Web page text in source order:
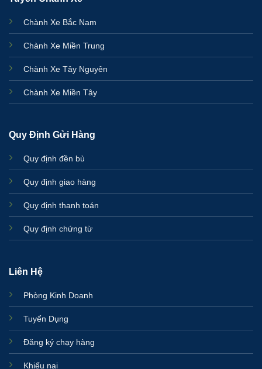
Chành Xe Bắc Nam
Chành Xe Miền Trung
Chành Xe Tây Nguyên
Chành Xe Miền Tây
Quy Định Gửi Hàng
Quy định đền bù
Quy định giao hàng
Quy định thanh toán
Quy định chứng từ
Liên Hệ
Phòng Kinh Doanh
Tuyển Dụng
Đăng ký chạy hàng
Khiếu nại